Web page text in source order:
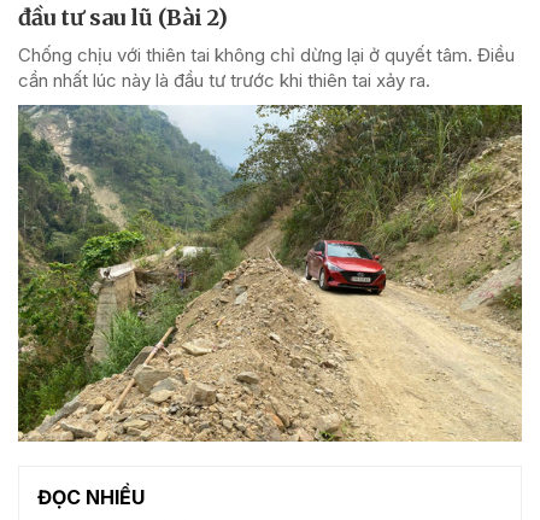
đầu tư sau lũ (Bài 2)
Chống chịu với thiên tai không chỉ dừng lại ở quyết tâm. Điều
cần nhất lúc này là đầu tư trước khi thiên tai xảy ra.
ĐỌC NHIỀU